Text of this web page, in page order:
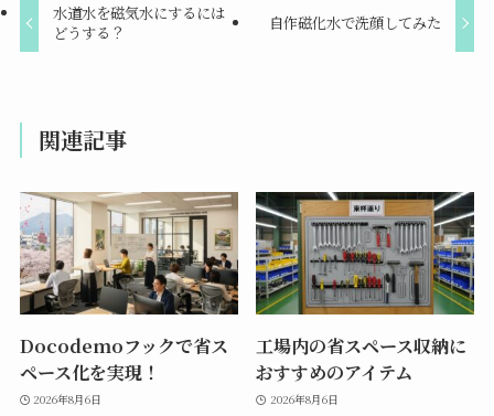
水道水を磁気水にするには
どうする？
自作磁化水で洗顔してみた
関連記事
Docodemoフックで省ス
ペース化を実現！
2026年8月6日
工場内の省スペース収納に
おすすめのアイテム
2026年8月6日